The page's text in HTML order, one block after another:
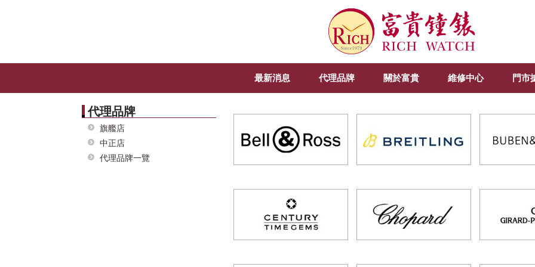
最新消息 代理品牌 關於富貴 維修中心 門市
代理品牌
旗艦店
中正店
代理品牌一覽